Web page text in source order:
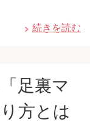
続きを読む
足裏マ
方とは